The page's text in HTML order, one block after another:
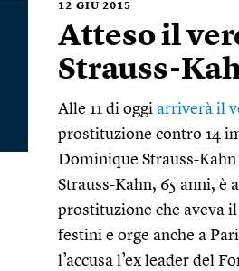
12 GIU 2015
Atteso il
Strauss-
Alle 11 di oggi arriverà il
prostituzione contro 14
Dominique Strauss-Kahn.
Strauss-Kahn, 65 anni, è
prostituzione che aveva
festini e orge anche a
l’accusa l’ex leader del